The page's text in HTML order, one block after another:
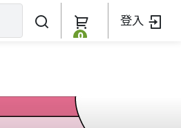
0
登入